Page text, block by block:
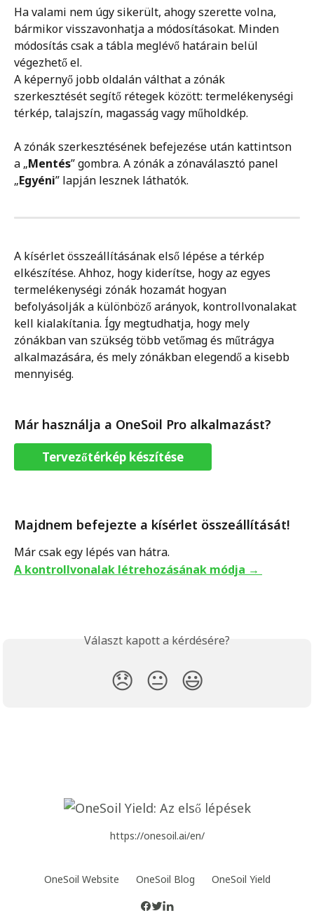
Ha valami nem úgy sikerült, ahogy szerette volna,
bármikor visszavonhatja a módosításokat. Minden
módosítás csak a tábla meglévő határain belül
végezhető el.
A képernyő jobb oldalán válthat a zónák
szerkesztését segítő rétegek között: termelékenységi
térkép, talajszín, magasság vagy műholdkép.
A zónák szerkesztésének befejezése után kattintson
a „Mentés” gombra. A zónák a zónaválasztó panel
„Egyéni” lapján lesznek láthatók.
A kísérlet összeállításának első lépése a térkép
elkészítése. Ahhoz, hogy kiderítse, hogy az egyes
termelékenységi zónák hozamát hogyan
befolyásolják a különböző arányok, kontrollvonalakat
kell kialakítania. Így megtudhatja, hogy mely
zónákban van szükség több vetőmag és műtrágya
alkalmazására, és mely zónákban elegendő a kisebb
mennyiség.
Már használja a OneSoil Pro alkalmazást?
Tervezőtérkép készítése
Majdnem befejezte a kísérlet összeállítását!
Már csak egy lépés van hátra.
A kontrollvonalak létrehozásának módja →
Választ kapott a kérdésére?
😞 😐 😃
https://onesoil.ai/en/
OneSoil Website OneSoil Blog OneSoil Yield